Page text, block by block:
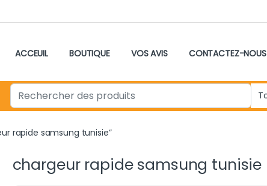
ACCEUIL BOUTIQUE VOS AVIS CONTACTEZ-NOUS
Search for:
rapide samsung tunisie”
chargeur rapide samsung tunisie